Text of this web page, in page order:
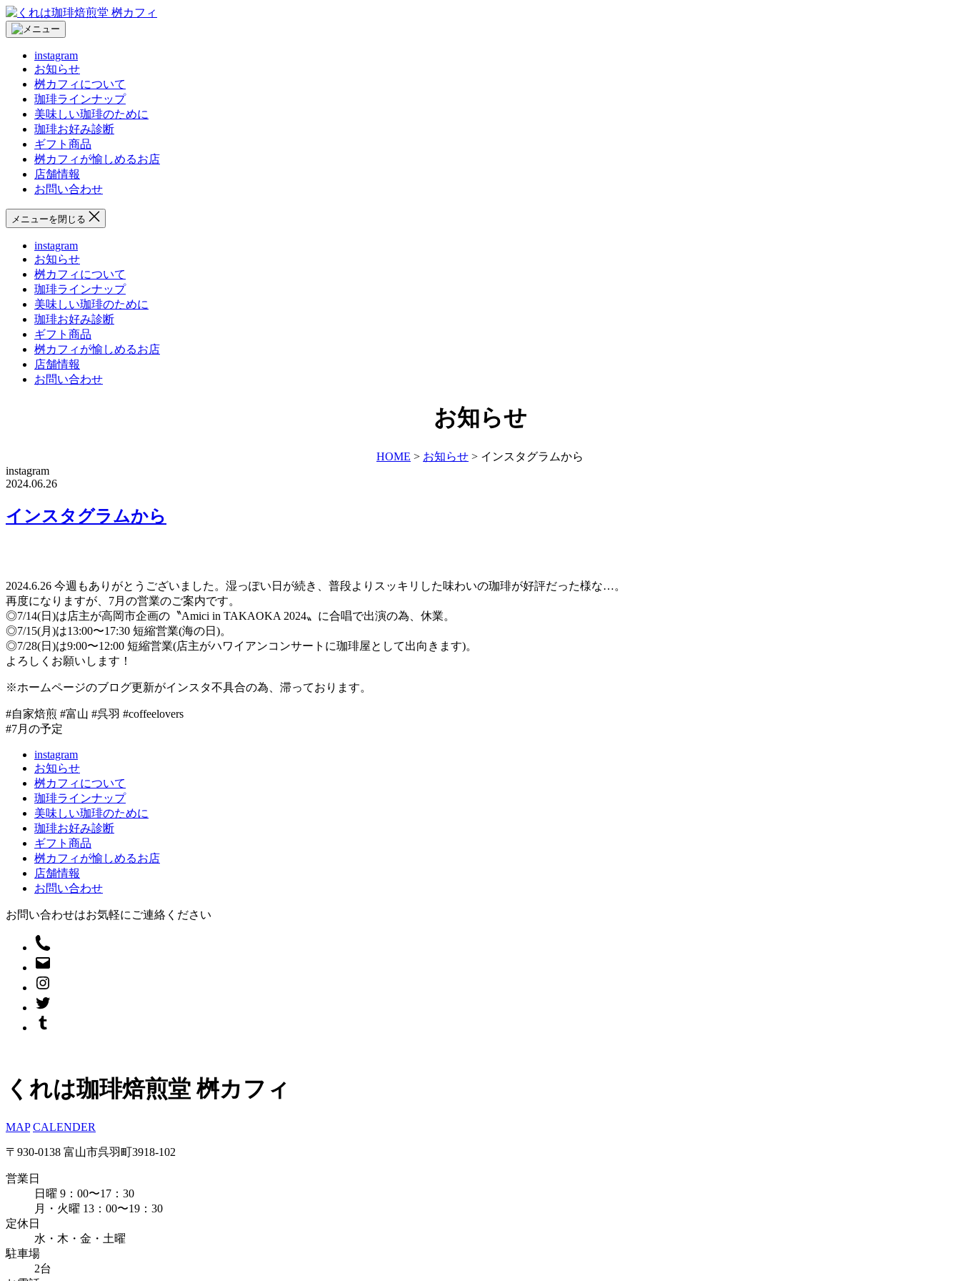
コ
ン
テ
フ
instagram
お知らせ
桝カフィについて
珈琲ラインナップ
美味しい珈琲のために
珈琲お好み診断
ギフト商品
桝カフィが愉しめるお店
店舗情報
お問い合わせ
メニューを閉じる
instagram
お知らせ
桝カフィについて
珈琲ラインナップ
美味しい珈琲のために
珈琲お好み診断
ギフト商品
桝カフィが愉しめるお店
店舗情報
お問い合わせ
お知らせ
HOME > お知らせ > インスタグラムから
instagram
2024.06.26
インスタグラムから
2024.6.26 今週もありがとうございました。湿っぽい日が続き、普段よりスッキリした味わいの珈琲が好評だった様な…。
︎再度になりますが、7月の営業のご案内です。
◎7/14(日)は店主が高岡市企画の〝Amici in TAKAOKA 2024〟に合唱で出演の為、休業。
◎7/15(月)は13:00〜17:30 短縮営業(海の日)。
◎7/28(日)は9:00〜12:00 短縮営業(店主がハワイアンコンサートに珈琲屋として出向きます)。
よろしくお願いします！
※ホームページのブログ更新がインスタ不具合の為、滞っております。
#自家焙煎 #富山 #呉羽 #coffeelovers
#7月の予定
instagram
お知らせ
桝カフィについて
珈琲ラインナップ
美味しい珈琲のために
珈琲お好み診断
ギフト商品
桝カフィが愉しめるお店
店舗情報
お問い合わせ
お問い合わせはお気軽にご連絡ください
くれは珈琲焙煎堂 桝カフィ
MAP CALENDER
〒930-0138 富山市呉羽町3918-102
営業日
日曜 9：00〜17：30
月・火曜 13：00〜19：30
定休日
水・木・金・土曜
駐車場
2台